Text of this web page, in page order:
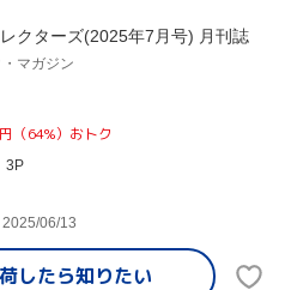
クターズ(2025年7月号) 月刊誌
マガジン
（64%）おトク
3P
06/13
したら知りたい